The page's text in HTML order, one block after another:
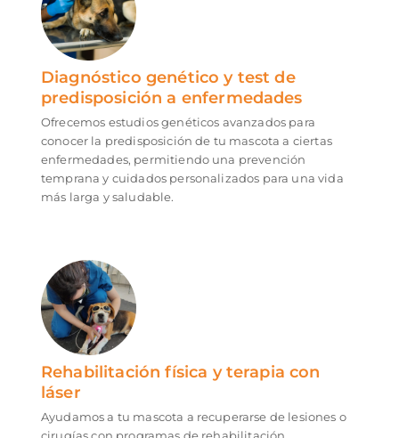
Diagnóstico genético y test de
predisposición a enfermedades
Ofrecemos estudios genéticos avanzados para
conocer la predisposición de tu mascota a ciertas
enfermedades, permitiendo una prevención
temprana y cuidados personalizados para una vida
más larga y saludable.
Rehabilitación física y terapia con
láser
Ayudamos a tu mascota a recuperarse de lesiones o